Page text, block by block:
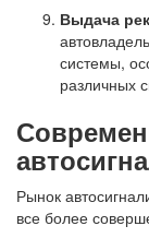
Выдача
системы,
различных
Рынок
все более